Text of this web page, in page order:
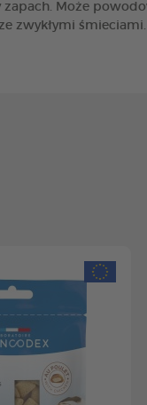
zapach. Może
zwykłymi śmieciami.